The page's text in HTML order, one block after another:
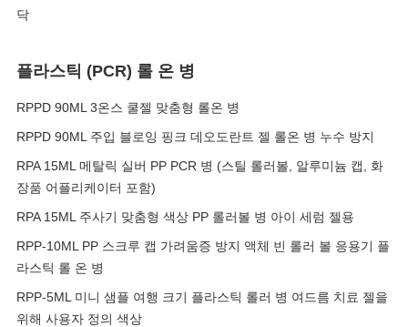
닥
플라스틱 (PCR) 롤 온 병
RPPD 90ML 3온스 쿨젤 맞춤형 롤온 병
RPPD 90ML 주입 블로잉 핑크 데오도란트 젤 롤온 병 누수 방지
RPA 15ML 메탈릭 실버 PP PCR 병 (스틸 롤러볼, 알루미늄 캡, 화
장품 어플리케이터 포함)
RPA 15ML 주사기 맞춤형 색상 PP 롤러볼 병 아이 세럼 젤용
RPP-10ML PP 스크루 캡 가려움증 방지 액체 빈 롤러 볼 응용기 플
라스틱 롤 온 병
RPP-5ML 미니 샘플 여행 크기 플라스틱 롤러 병 여드름 치료 젤을
위해 사용자 정의 색상